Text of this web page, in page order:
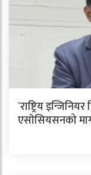
`राष्ट्रिय
एसाेसियसनको